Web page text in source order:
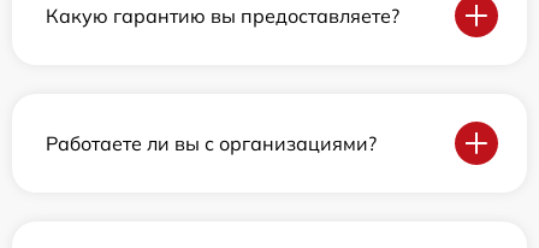
Какую гарантию вы предоставляете?
Работаете ли вы с организациями?